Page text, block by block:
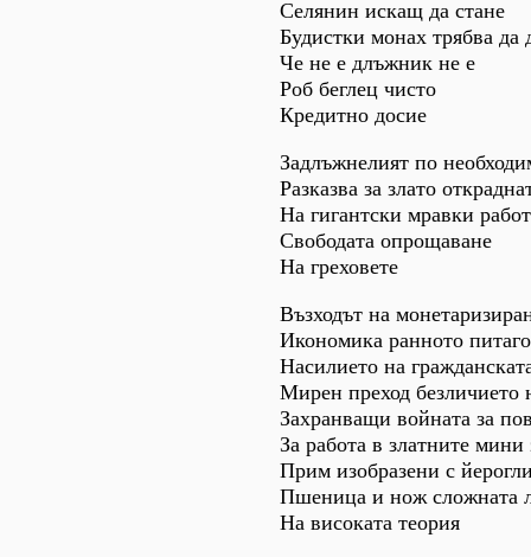
Селянин искащ да стане
Будистки монах трябва да
Че не е длъжник не е
Роб беглец чисто
Кредитно досие
Задлъжнелият по
Разказва за злато
На гигантски мравки
Свободата опрощаване
На греховете
Възходът на
Икономика ранното
Насилието на
Мирен преход безличието
Захранващи войната за
За работа в златните мини
Прим изобразени с
Пшеница и нож сложната
На високата теория